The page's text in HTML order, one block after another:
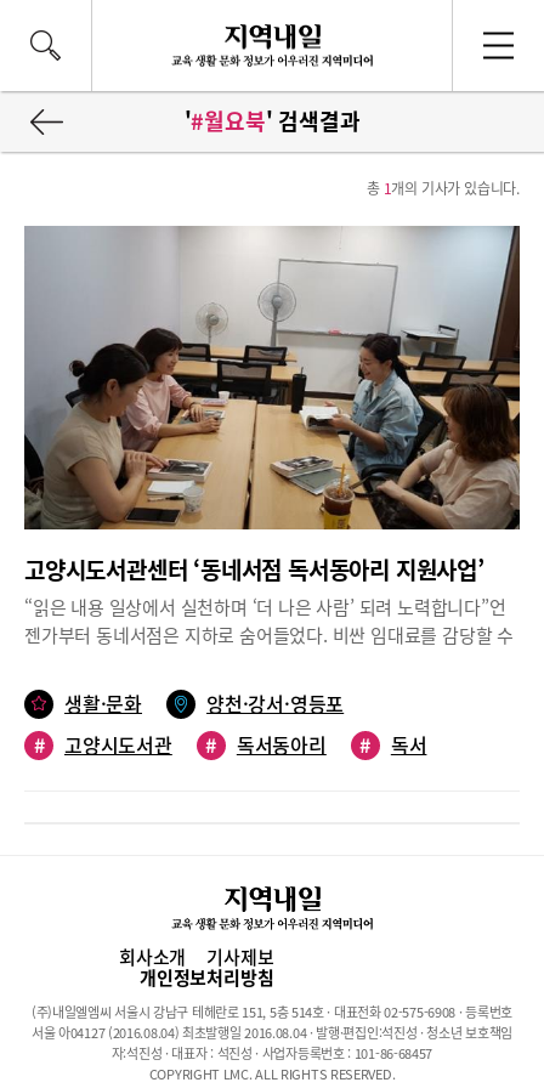
'#월요북' 검색결과
총 1개의 기사가 있습니다.
고양시도서관센터 ‘동네서점 독서동아리 지원사업’
“읽은 내용 일상에서 실천하며 ‘더 나은 사람’ 되려 노력합니다”언
젠가부터 동네서점은 지하로 숨어들었다. 비싼 임대료를 감당할 수
아직도 책이 주는 영롱한 지혜와 찌릿한 감동이 좋아 지하 계단을
내려와 서점 문을 힘차게 여는 동네 사람이 있다. 월요일마다 책 한
권 가슴에 품고 지산문고에 들어서는 ‘월요북’ 회원들도 그들 중 하
못지않게 다양한 장르의 신간과 스테디셀러가 짜임새 있게 정돈돼
있다. 특별히 추천하는 책에는 메모지에 손글씨로 꾹꾹 눌러쓴 주인
장의 서평이 붙어있다. 책과 눈 맞추기를 하면서 서점 귀퉁이에 도
달하면 그곳에 아늑한 모임방이 있다. 지산문고 ‘드림룸’이라고 불
북’은 올해 4월, 첫모임을 시작한 새내기 동아리다. 2주에 한 번, 5명
의 회원이 자유롭게 선정한 책을 읽고 소감과 느낌을 탈형식, 자유
발언 형태로 나눈다.각자의 사연으로 책이 좋아 모여든 사람들책을
생활·문화
양천·강서·영등포
#
고양시도서관 # 독서동아리 #
독서
회사소개 기사제보
개인정보처리방침
(주)내일엘엠씨 서울시 강남구 테헤란로 151, 5층 514호 · 대표전화 02-575-6908 · 등록번호
서울 아04127 (2016.08.04) 최초발행일 2016.08.04 · 발행·편집인:석진성 · 청소년 보호책임
자:석진성 · 대표자 : 석진성 · 사업자등록번호 : 101-86-68457
COPYRIGHT LMC. ALL RIGHTS RESERVED.